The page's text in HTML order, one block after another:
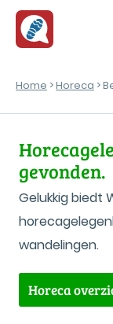
Home >Horeca >
gevonden.
Gelukkig biedt
wandelingen.
Horeca